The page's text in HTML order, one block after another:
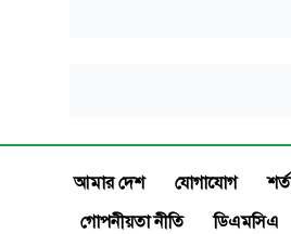
আমার দেশ যোগাযোগ
গোপনীয়তা নীতি
ডিএমসিএ